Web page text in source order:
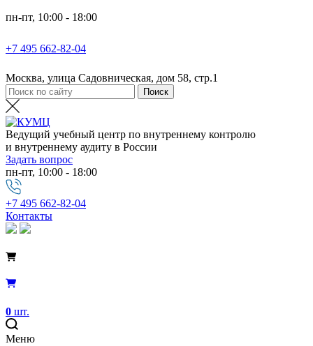
пн-пт, 10:00 - 18:00
+7 495 662-82-04
Москва, улица Садовническая, дом 58, стр.1
Ведущий учебный центр по внутреннему контролю
и внутреннему аудиту в России
Задать вопрос
пн-пт, 10:00 - 18:00
+7 495 662-82-04
Контакты
0 шт.
Меню